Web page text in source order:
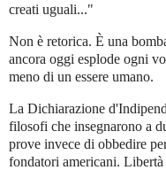
creati uguali..."
Non è retorica. È una
ancora oggi esplode ogni
meno di un essere umano.
La Dichiarazione
filosofi che insegnarono a
prove invece di obbedire
fondatori americani. Libertà